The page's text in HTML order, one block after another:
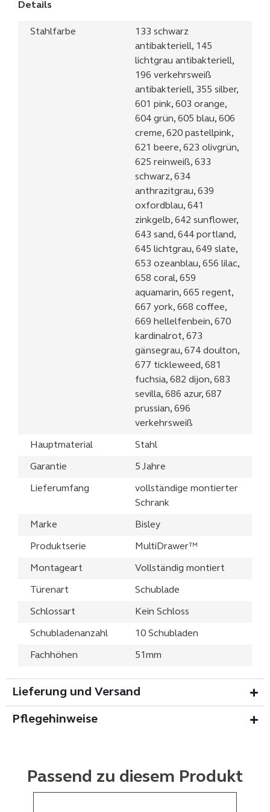
Details
Stahlfarbe
133 schwarz
antibakteriell, 145
lichtgrau antibakteriell,
196 verkehrsweiß
antibakteriell, 355 silber,
601 pink, 603 orange,
604 grün, 605 blau, 606
creme, 620 pastellpink,
621 beere, 623 olivgrün,
625 reinweiß, 633
schwarz, 634
anthrazitgrau, 639
oxfordblau, 641
zinkgelb, 642 sunflower,
643 sand, 644 portland,
645 lichtgrau, 649 slate,
653 ozeanblau, 656 lilac,
658 coral, 659
aquamarin, 665 regent,
667 york, 668 coffee,
669 hellelfenbein, 670
kardinalrot, 673
gänsegrau, 674 doulton,
677 tickleweed, 681
fuchsia, 682 dijon, 683
sevilla, 686 azur, 687
prussian, 696
verkehrsweiß
Hauptmaterial Stahl
Garantie 5 Jahre
Lieferumfang
vollständige montierter
Schrank
Marke Bisley
Produktserie MultiDrawer™
Montageart Vollständig montiert
Türenart Schublade
Schlossart Kein Schloss
Schubladenanzahl 10 Schubladen
Fachhöhen 51mm
Lieferung und Versand
Pflegehinweise
Passend zu diesem Produkt